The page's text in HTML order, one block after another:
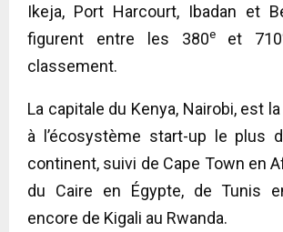
Ikeja, Port Harcourt, Ibadan et
figurent entre les 380eet 710
classement.
La capitale du Kenya, Nairobi, est
à l’écosystème start-up le plus
continent, suivi de Cape Town en
du Caire en Égypte, de Tunis
encore de Kigali au Rwanda.